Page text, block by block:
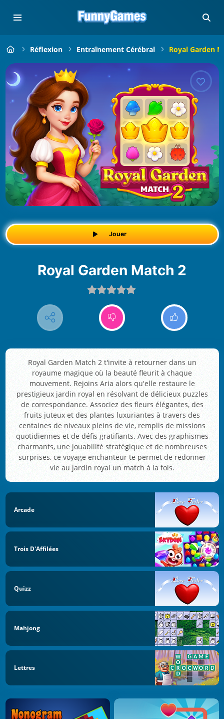
Réflexion Entraînement Cérébral Royal Garden
Jouer
Royal Garden Match 2
Royal Garden Match 2 t'invite à retourner dans un
royaume magique où la beauté fleurit à chaque
mouvement. Rejoins Aria alors qu'elle restaure le
prestigieux jardin royal en résolvant de délicieux puzzles
de correspondance. Associez des fleurs élégantes, des
fruits juteux et des plantes luxuriantes à travers des
centaines de niveaux pleins de vie, remplis de missions
quotidiennes et de défis gratifiants. Avec des graphismes
charmants, une jouabilité stratégique et de nombreuses
surprises, ce voyage enchanteur te permet de redonner
vie au jardin royal un match à la fois.
Arcade
Trois D'Affilées
Quizz
Mahjong
Lettres